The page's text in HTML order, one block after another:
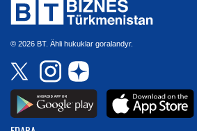
© 2026 BT. Ähli hukuklar goralandyr.